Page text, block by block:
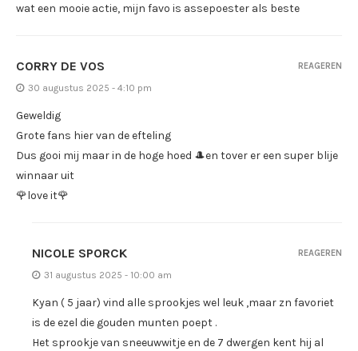
wat een mooie actie, mijn favo is assepoester als beste
CORRY DE VOS
30 augustus 2025 - 4:10 pm
Geweldig
Grote fans hier van de efteling
Dus gooi mij maar in de hoge hoed 🎩en tover er een super blije
winnaar uit
🌹love it🌹
REAGEREN
NICOLE SPORCK
31 augustus 2025 - 10:00 am
Kyan ( 5 jaar) vind alle sprookjes wel leuk ,maar zn favoriet
is de ezel die gouden munten poept .
Het sprookje van sneeuwwitje en de 7 dwergen kent hij al
REAGEREN